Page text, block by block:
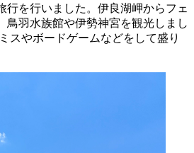
行を行いました。伊良湖岬からフェ
鳥羽水族館や伊勢神宮を観光しまし
スやボードゲームなどをして盛り